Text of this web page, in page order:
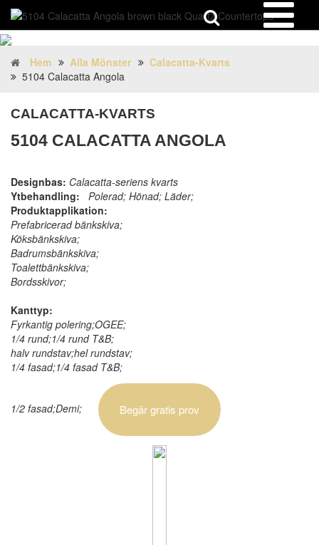
Hem Alla Mönster
Calacatta-Kvarts
5104 Calacatta Angola
CALACATTA-KVARTS
5104 CALACATTA ANGOLA
Designbas: Calacatta-seriens kvarts
Ytbehandling:
Polerad; Hönad; Läder;
Produktapplikation:
Prefabricerad bänkskiva;
Köksbänkskiva;
Badrumsbänkskiva;
Toalettbänkskiva;
Bordsskivor;
Kanttyp:
Fyrkantig polering;OGEE;
1/4 rund;1/4 rund T&B;
halv rundstav;hel rundstav;
1/4 fasad;1/4 fasad T&B;
1/2 fasad;Demi; Begär gratis prov